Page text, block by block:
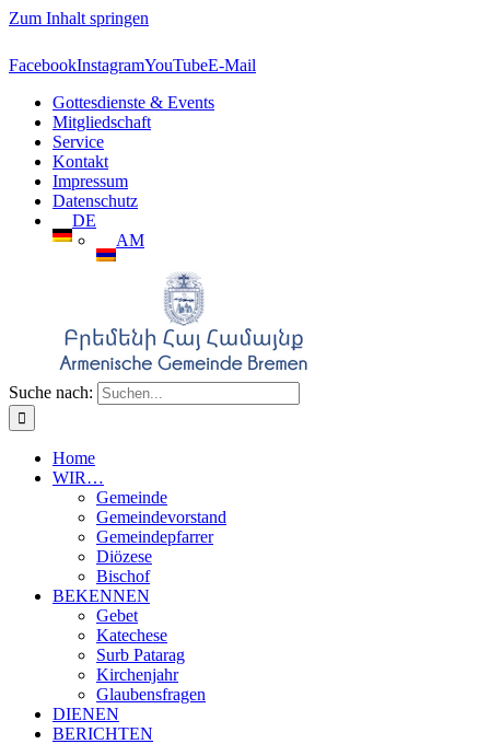
Zum Inhalt springen
FacebookInstagramYouTubeE-Mail
Gottesdienste & Events
Mitgliedschaft
Service
Kontakt
Impressum
Datenschutz
DE
AM
Suche nach:
Home
WIR…
Gemeinde
Gemeindevorstand
Gemeindepfarrer
Diözese
Bischof
BEKENNEN
Gebet
Katechese
Surb Patarag
Kirchenjahr
Glaubensfragen
DIENEN
BERICHTEN